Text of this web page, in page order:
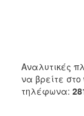
Αναλυτικές
να βρείτε στο
τηλέφωνα: